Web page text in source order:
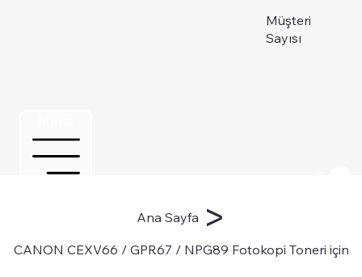
Müşteri
Sayısı
Ana Sayfa >
CANON CEXV66 / GPR67 / NPG89 Fotokopi Toneri için